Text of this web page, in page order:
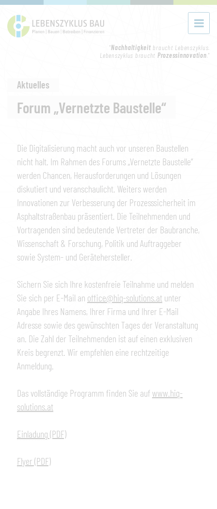
"Nachhaltigkeit braucht Lebenszyklus.
Lebenszyklus braucht Prozessinnovation."
Aktuelles
Forum „Vernetzte Baustelle“
Die Digitalisierung macht auch vor unseren Baustellen
nicht halt. Im Rahmen des Forums „Vernetzte Baustelle“
werden Chancen, Herausforderungen und Lösungen
diskutiert und veranschaulicht. Weiters werden
Innovationen zur Verbesserung der Prozesssicherheit im
Asphaltstraßenbau präsentiert. Die Teilnehmenden und
Vortragenden sind bedeutende Vertreter der Baubranche,
Wissenschaft & Forschung, Politik und Auftraggeber
sowie System- und Gerätehersteller.
Sichern Sie sich Ihre kostenfreie Teilnahme und melden
Sie sich per E-Mail an office@hiq-solutions.at unter
Angabe Ihres Namens, Ihrer Firma und Ihrer E-Mail
Adresse sowie des gewünschten Tages der Veranstaltung
an. Die Zahl der Teilnehmenden ist auf einen exklusiven
Kreis begrenzt. Wir empfehlen eine rechtzeitige
Anmeldung.
Das vollständige Programm finden Sie auf www.hiq-
solutions.at
Einladung (PDF)
Flyer (PDF)